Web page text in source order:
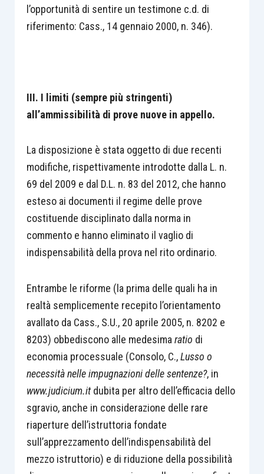
l’opportunità di sentire un testimone c.d. di
riferimento: Cass., 14 gennaio 2000, n. 346).
III. I limiti (sempre più stringenti)
all’ammissibilità di prove nuove in appello.
La disposizione è stata oggetto di due recenti
modifiche, rispettivamente introdotte dalla L. n.
69 del 2009 e dal D.L. n. 83 del 2012, che hanno
esteso ai documenti il regime delle prove
costituende disciplinato dalla norma in
commento e hanno eliminato il vaglio di
indispensabilità della prova nel rito ordinario.
Entrambe le riforme (la prima delle quali ha in
realtà semplicemente recepito l’orientamento
avallato da Cass., S.U., 20 aprile 2005, n. 8202 e
8203) obbediscono alle medesima ratio di
economia processuale (Consolo, C.,Lusso o
necessità nelle impugnazioni delle sentenze?, in
www.judicium.itdubita per altro dell’efficacia dello
sgravio, anche in considerazione delle rare
riaperture dell’istruttoria fondate
sull’apprezzamento dell’indispensabilità del
mezzo istruttorio) e di riduzione della possibilità